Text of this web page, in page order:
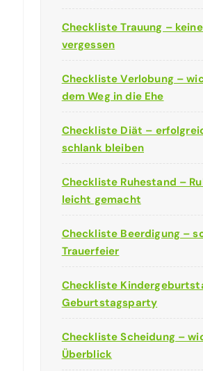
Checkliste Trauung –
vergessen
Checkliste Verlobung –
dem Weg in die Ehe
Checkliste Diät –
schlank bleiben
Checkliste Ruhestand –
leicht gemacht
Checkliste Beerdigung –
Trauerfeier
Checkliste
Geburtstagsparty
Checkliste Scheidung –
Überblick